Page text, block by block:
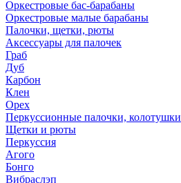
Оркестровые бас-барабаны
Оркестровые малые барабаны
Палочки, щетки, рюты
Аксессуары для палочек
Граб
Дуб
Карбон
Клен
Орех
Перкуссионные палочки, колотушки
Щетки и рюты
Перкуссия
Агого
Бонго
Вибраслэп